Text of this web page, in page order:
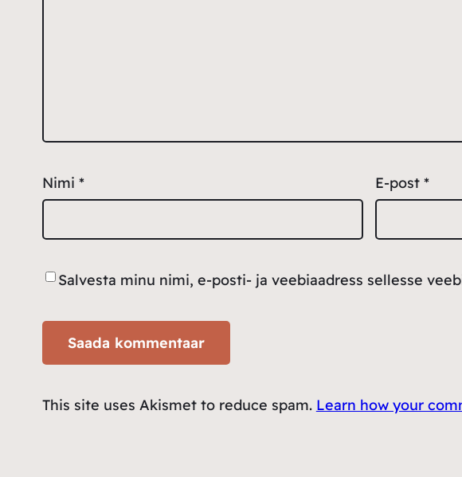
Nimi * E-post *
Salvesta minu nimi, e-posti- ja veebiaadress sellesse
This site uses Akismet to reduce spam. Learn how your